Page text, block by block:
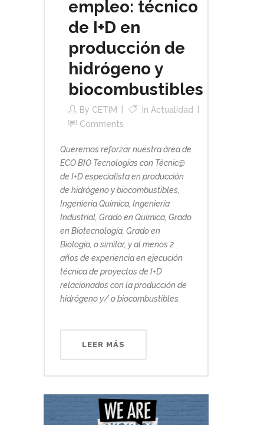
empleo: técnico
de I+D en
producción de
hidrógeno y
biocombustibles
By CETIM In Actualidad
Comments
Queremos reforzar nuestra área de
ECO BIO Tecnologías con Técnic@
de I+D especialista en producción
de hidrógeno y biocombustibles,
Ingeniería Química, Ingeniería
Industrial, Grado en Química, Grado
en Biotecnología, Grado en
Biología, o similar, y al menos 2
años de experiencia en ejecución
técnica de proyectos de I+D
relacionados con la producción de
hidrógeno y/ o biocombustibles.
LEER MÁS